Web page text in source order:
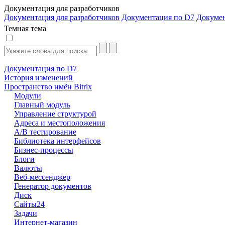
Документация для разработчиков
Документация для разработчиков Документация по D7
Темная тема
Документация по D7
История изменений
Пространство имён Bitrix
Модули
Главный модуль
Управление структурой
Адреса и местоположения
А/В тестирование
Библиотека интерфейсов
Бизнес-процессы
Блоги
Валюты
Веб-мессенджер
Генератор документов
Диск
Сайты24
Задачи
Интернет-магазин